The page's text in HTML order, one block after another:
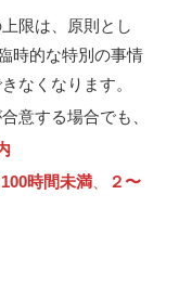
限は、原則とし
時的な特別の事情
なくなります。
意する場合でも、
100時間未満
２〜